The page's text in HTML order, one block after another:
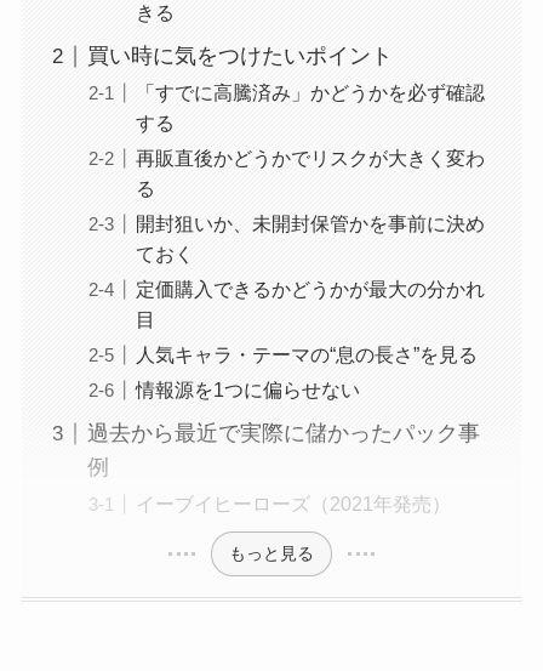
きる
買い時に気をつけたいポイント
「すでに高騰済み」かどうかを必ず確認
する
再販直後かどうかでリスクが大きく変わ
る
開封狙いか、未開封保管かを事前に決め
ておく
定価購入できるかどうかが最大の分かれ
目
人気キャラ・テーマの“息の長さ”を見る
情報源を1つに偏らせない
過去から最近で実際に儲かったパック事
例
イーブイヒーローズ（2021年発売）
もっと見る